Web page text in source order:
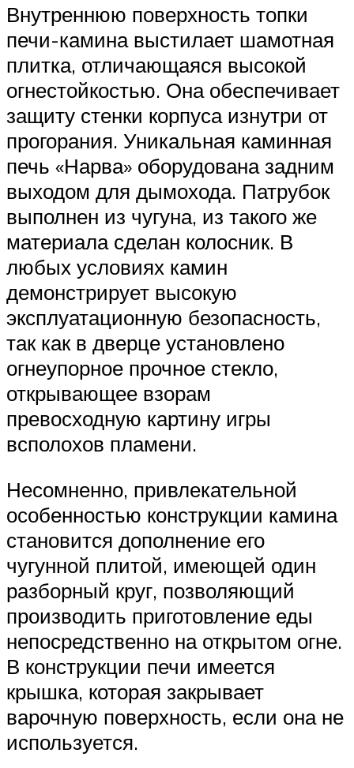
Внутреннюю поверхность топки
печи-камина выстилает шамотная
плитка, отличающаяся высокой
огнестойкостью. Она обеспечивает
защиту стенки корпуса изнутри от
прогорания. Уникальная каминная
печь «Нарва» оборудована задним
выходом для дымохода. Патрубок
выполнен из чугуна, из такого же
материала сделан колосник. В
любых условиях камин
демонстрирует высокую
эксплуатационную безопасность,
так как в дверце установлено
огнеупорное прочное стекло,
открывающее взорам
превосходную картину игры
всполохов пламени.
Несомненно, привлекательной
особенностью конструкции камина
становится дополнение его
чугунной плитой, имеющей один
разборный круг, позволяющий
производить приготовление еды
непосредственно на открытом огне.
В конструкции печи имеется
крышка, которая закрывает
варочную поверхность, если она не
используется.